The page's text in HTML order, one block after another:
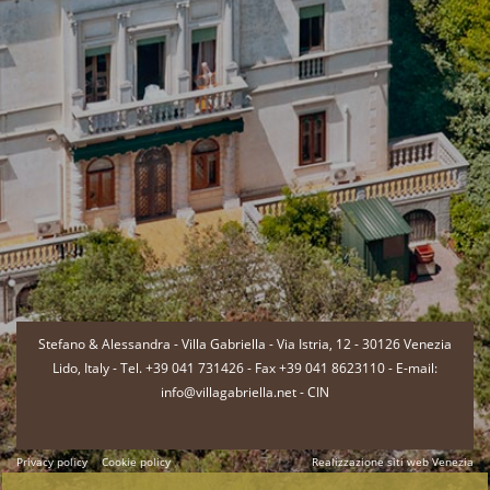
-
Stefano & Alessandra - Villa Gabriella - Via Istria, 12 - 30126 Venezia
Lido, Italy - Tel. +39 041 731426 - Fax +39 041 8623110 - E-mail:
info@villagabriella.net -CIN
Privacy policy Cookie policy Realizzazione siti web Venezia